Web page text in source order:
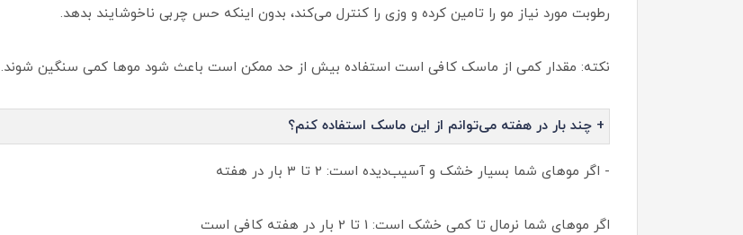
رطوبت مورد نیاز مو را تامین کرده و وزی را کنترل می‌کند، بدون اینکه حس چربی ناخوشایند بدهد.
نکته: مقدار کمی از ماسک کافی است استفاده بیش از حد ممکن است باعث شود موها کمی سنگین شوند.
+ چند بار در هفته می‌توانم از این ماسک استفاده کنم؟
- اگر موهای شما بسیار خشک و آسیب‌دیده است: 2 تا 3 بار در هفته
اگر موهای شما نرمال تا کمی خشک است: 1 تا 2 بار در هفته کافی است